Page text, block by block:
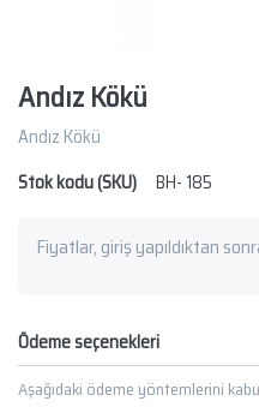
Andız Kökü
Andız Kökü
Stok kodu (SKU)
BH- 185
Fiyatlar, giriş yapıldıktan
Ödeme seçenekleri
Aşağıdaki ödeme yöntemlerini